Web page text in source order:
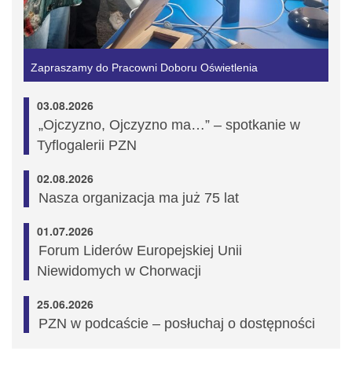
Zapraszamy do Pracowni Doboru Oświetlenia
03.08.2026
„Ojczyzno, Ojczyzno ma…” – spotkanie w
Tyflogalerii PZN
02.08.2026
Nasza organizacja ma już 75 lat
01.07.2026
Forum Liderów Europejskiej Unii
Niewidomych w Chorwacji
25.06.2026
PZN w podcaście – posłuchaj o dostępności